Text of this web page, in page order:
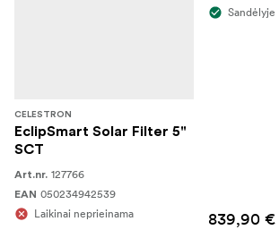
CELESTRON
EclipSmart Solar Filter 5"
SCT
Art.nr. 127766
EAN 050234942539
Laikinai neprieinama
Sandėlyje
839,90 €